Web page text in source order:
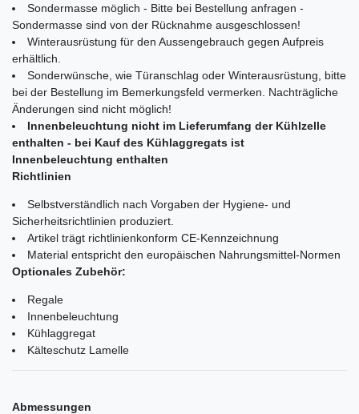
Sondermasse möglich - Bitte bei Bestellung anfragen -
Sondermasse sind von der Rücknahme ausgeschlossen!
Winterausrüstung für den Aussengebrauch gegen Aufpreis
erhältlich.
Sonderwünsche, wie Türanschlag oder Winterausrüstung, bitte
bei der Bestellung im Bemerkungsfeld vermerken. Nachträgliche
Änderungen sind nicht möglich!
Innenbeleuchtung nicht im Lieferumfang der Kühlzelle
enthalten - bei Kauf des Kühlaggregats ist
Innenbeleuchtung enthalten
Richtlinien
Selbstverständlich nach Vorgaben der Hygiene- und
Sicherheitsrichtlinien produziert.
Artikel trägt richtlinienkonform CE-Kennzeichnung
Material entspricht den europäischen Nahrungsmittel-Normen
Optionales Zubehör:
Regale
Innenbeleuchtung
Kühlaggregat
Kälteschutz Lamelle
Abmessungen